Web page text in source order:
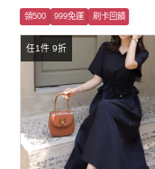
任1件 9折
領500 999免運 刷卡回饋